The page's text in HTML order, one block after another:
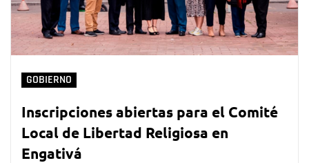
GOBIERNO
Inscripciones abiertas para el Comité
Local de Libertad Religiosa en
Engativá